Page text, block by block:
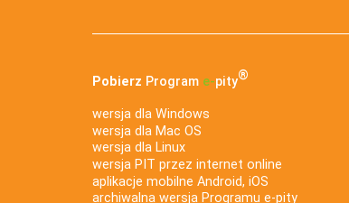
Pobierz Program e‑pity®
wersja dla Windows
wersja dla Mac OS
wersja dla Linux
wersja PIT przez internet online
aplikacje mobilne Android, iOS
archiwalna wersja Programu e-pity